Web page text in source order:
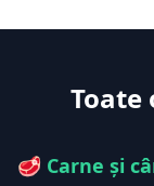
Toate
🥩 Carne și